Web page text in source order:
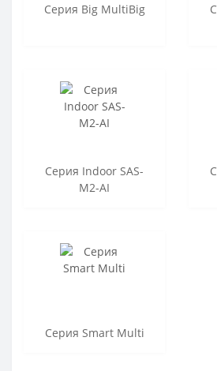
Серия Big MultiBig
Серия Indoor SAS-
M2-AI
Серия Smart Multi